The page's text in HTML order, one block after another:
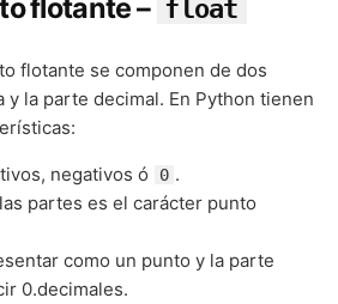
flotante – float
flotante se componen de dos
y la parte decimal. En Python tienen
negativos ó 0 .
partes es el carácter punto
como un punto y la parte
0.decimales.